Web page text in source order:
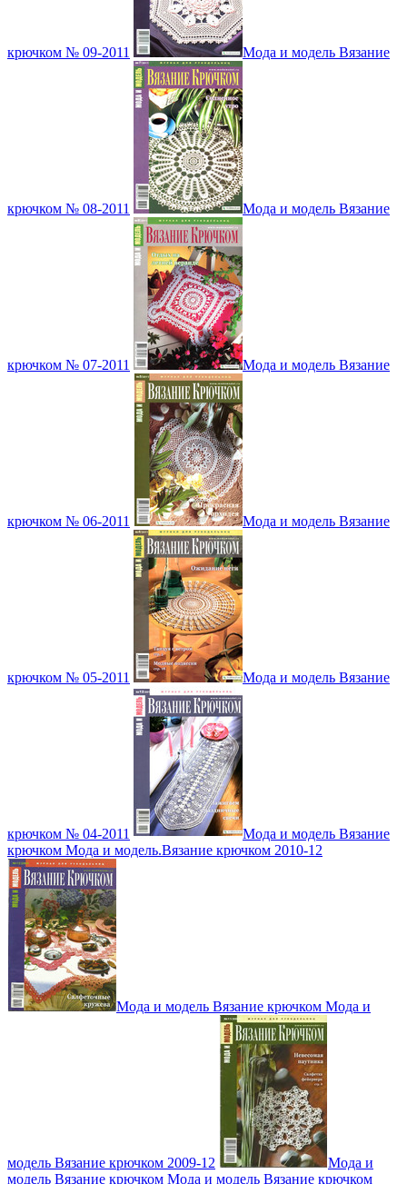
крючком № 09-2011 Мода и модель Вязание
крючком № 08-2011 Мода и модель Вязание
крючком № 07-2011 Мода и модель Вязание
крючком № 06-2011 Мода и модель Вязание
крючком № 05-2011 Мода и модель Вязание
крючком № 04-2011
Мода и модель Вязание
крючком Мода и модель.Вязание крючком 2010-12
Мода и модель Вязание крючком Мода и
модель Вязание крючком 2009-12
Мода и
модель Вязание крючком Мода и модель Вязание крючком